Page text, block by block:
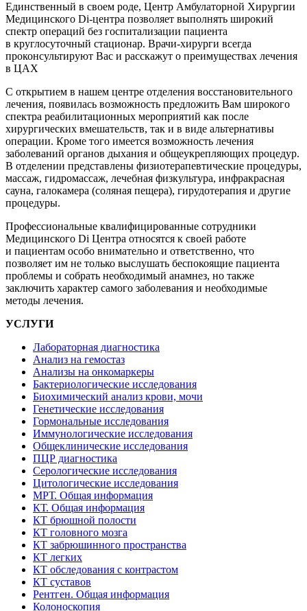
Единственный в своем роде, Центр Амбулаторной Хирургии
Медицинского Di-центра позволяет выполнять широкий
спектр операций без госпитализации пациента
в круглосуточный стационар. Врачи-хирурги всегда
проконсультируют Вас и расскажут о преимуществах лечения
в ЦАХ
С открытием в нашем центре отделения восстановительного
лечения, появилась возможность предложить Вам широкого
спектра реабилитационных мероприятий как после
хирургических вмешательств, так и в виде альтернативы
операции. Кроме того имеется возможность лечения
заболеваний органов дыхания и общеукрепляющих процедур.
В отделении представлены физиотерапевтические процедуры,
массаж, гидромассаж, лечебная физкультура, инфракрасная
сауна, галокамера (соляная пещера), гирудотерапия и другие
процедуры.
Профессиональные квалифицированные сотрудники
Медицинского Di Центра относятся к своей работе
и пациентам особо внимательно и ответственно, что
позволяет им не только выслушать беспокоящие пациента
проблемы и собрать необходимый анамнез, но также
заключить характер самого заболевания и необходимые
методы лечения.
УСЛУГИ
Лабораторная диагностика
Анализ на гемостаз
Анализы на онкомаркеры
Бактериологические исследования
Биохимический анализ крови, мочи
Генетические исследования
Гормональные исследования
Иммунологические исследования
Общеклинические исследования
ПЦР диагностика
Серологические исследования
Цитологические исследования
МРТ. Общая информация
КТ. Общая информация
КТ брюшной полости
КТ головного мозга
КТ забрюшинного пространства
КТ легких
КТ обследования с контрастом
КТ суставов
Рентген. Общая информация
Колоноскопия